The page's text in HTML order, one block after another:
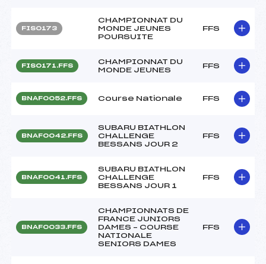
FIS0173
CHAMPIONNAT DU
MONDE JEUNES
POURSUITE
FFS
FIS0171.FFS
CHAMPIONNAT DU
MONDE JEUNES
FFS
BNAF0052.FFS Course Nationale FFS
BNAF0042.FFS
SUBARU BIATHLON
CHALLENGE
BESSANS JOUR 2
FFS
BNAF0041.FFS
SUBARU BIATHLON
CHALLENGE
BESSANS JOUR 1
FFS
BNAF0033.FFS
CHAMPIONNATS DE
FRANCE JUNIORS
DAMES – COURSE
NATIONALE
SENIORS DAMES
FFS